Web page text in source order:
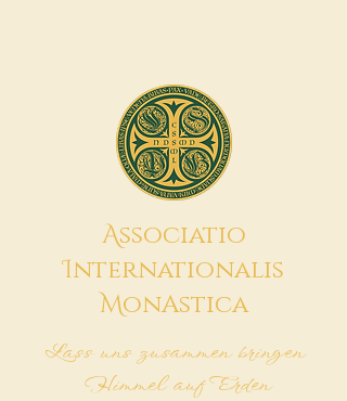
Associatio
Internationalis
MonAstica
Lass uns zusammen bringen
Himmel auf Erden